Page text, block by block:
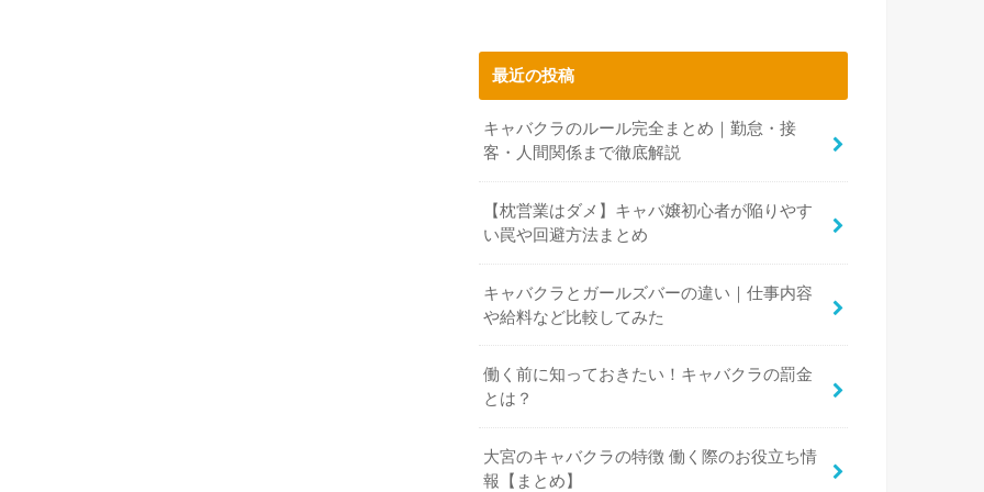
最近の投稿
キャバクラのルール完全まとめ｜勤怠・接
客・人間関係まで徹底解説
【枕営業はダメ】キャバ嬢初心者が陥りやす
い罠や回避方法まとめ
キャバクラとガールズバーの違い｜仕事内容
や給料など比較してみた
働く前に知っておきたい！キャバクラの罰金
とは？
大宮のキャバクラの特徴 働く際のお役立ち情
報【まとめ】